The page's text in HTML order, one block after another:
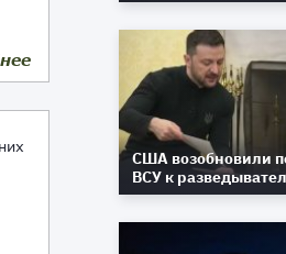
США возобновили
ВСУ к